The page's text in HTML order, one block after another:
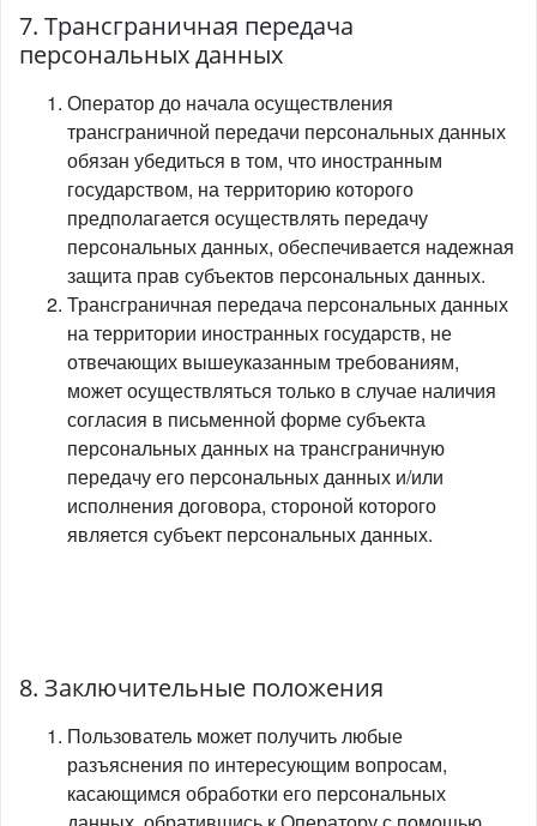
7. Трансграничная передача
персональных данных
Оператор до начала осуществления
трансграничной передачи персональных данных
обязан убедиться в том, что иностранным
государством, на территорию которого
предполагается осуществлять передачу
персональных данных, обеспечивается надежная
защита прав субъектов персональных данных.
Трансграничная передача персональных данных
на территории иностранных государств, не
отвечающих вышеуказанным требованиям,
может осуществляться только в случае наличия
согласия в письменной форме субъекта
персональных данных на трансграничную
передачу его персональных данных и/или
исполнения договора, стороной которого
является субъект персональных данных.
8. Заключительные положения
Пользователь может получить любые
разъяснения по интересующим вопросам,
касающимся обработки его персональных